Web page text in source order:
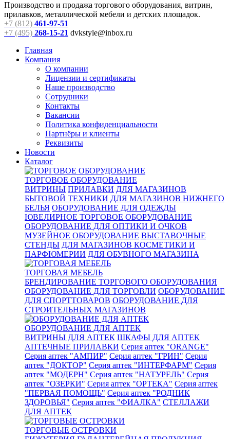
Производство и продажа торгового оборудования, витрин,
прилавков, металлической мебели и детских площадок.
+7 (812) 461-97-51
+7 (495) 268-15-21 dvkstyle@inbox.ru
Главная
Компания
О компании
Лицензии и сертификаты
Наше производство
Сотрудники
Контакты
Вакансии
Политика конфиденциальности
Партнёры и клиенты
Реквизиты
Новости
Каталог
ТОРГОВОЕ ОБОРУДОВАНИЕ
ВИТРИНЫ ПРИЛАВКИ ДЛЯ МАГАЗИНОВ
БЫТОВОЙ ТЕХНИКИ ДЛЯ МАГАЗИНОВ НИЖНЕГО
БЕЛЬЯ ОБОРУДОВАНИЕ ДЛЯ ОДЕЖДЫ
ЮВЕЛИРНОЕ ТОРГОВОЕ ОБОРУДОВАНИЕ
ОБОРУДОВАНИЕ ДЛЯ ОПТИКИ И ОЧКОВ
МУЗЕЙНОЕ ОБОРУДОВАНИЕ ВЫСТАВОЧНЫЕ
СТЕНДЫ ДЛЯ МАГАЗИНОВ КОСМЕТИКИ И
ПАРФЮМЕРИИ ДЛЯ ОБУВНОГО МАГАЗИНА
ТОРГОВАЯ МЕБЕЛЬ
БРЕНДИРОВАНИЕ ТОРГОВОГО ОБОРУДОВАНИЯ
ОБОРУДОВАНИЕ ДЛЯ ТОРГОВЛИ ОБОРУДОВАНИЕ
ДЛЯ СПОРТТОВАРОВ ОБОРУДОВАНИЕ ДЛЯ
СТРОИТЕЛЬНЫХ МАГАЗИНОВ
ОБОРУДОВАНИЕ ДЛЯ АПТЕК
ВИТРИНЫ ДЛЯ АПТЕК ШКАФЫ ДЛЯ АПТЕК
АПТЕЧНЫЕ ПРИЛАВКИ Серия аптек "ORANGE"
Серия аптек "АМПИР" Серия аптек "ГРИН" Серия
аптек "ДОКТОР" Серия аптек "ИНТЕРФАРМ" Серия
аптек "МОДЕРН" Серия аптек "НАТУРЕЛЬ" Серия
аптек "ОЗЕРКИ" Серия аптек "ОРТЕКА" Серия аптек
"ПЕРВАЯ ПОМОЩЬ" Серия аптек "РОДНИК
ЗДОРОВЬЯ" Серия аптек "ФИАЛКА" СТЕЛЛАЖИ
ДЛЯ АПТЕК
ТОРГОВЫЕ ОСТРОВКИ